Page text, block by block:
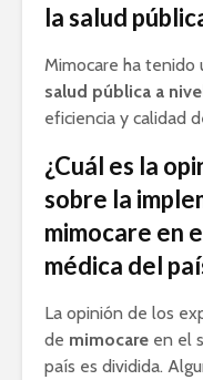
la salud
Mimocare ha tenido
salud pública a
eficiencia y calidad
¿Cuál es la
sobre la
mimocare en
médica del
La opinión de los
de mimocare en el
país es dividida.